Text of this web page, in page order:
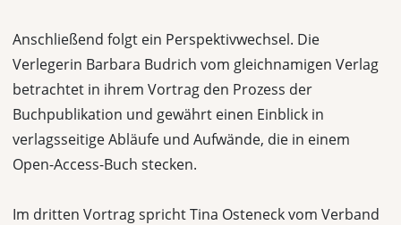
Anschließend folgt ein Perspektivwechsel. Die
Verlegerin Barbara Budrich vom gleichnamigen Verlag
betrachtet in ihrem Vortrag den Prozess der
Buchpublikation und gewährt einen Einblick in
verlagsseitige Abläufe und Aufwände, die in einem
Open-Access-Buch stecken.
Im dritten Vortrag spricht Tina Osteneck vom Verband